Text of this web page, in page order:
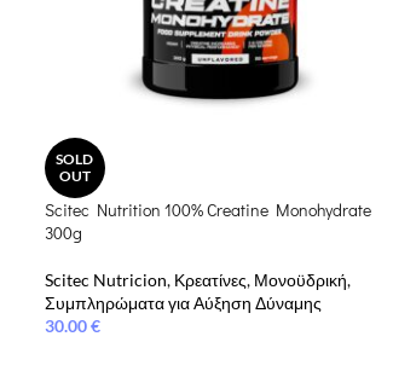
SOLD
OUT
Scitec Nutrition 100% Creatine Monohydrate
300g
Scitec Nutricion, Κρεατίνες, Μονοϋδρική,
Συμπληρώματα για Αύξηση Δύναμης
30.00€